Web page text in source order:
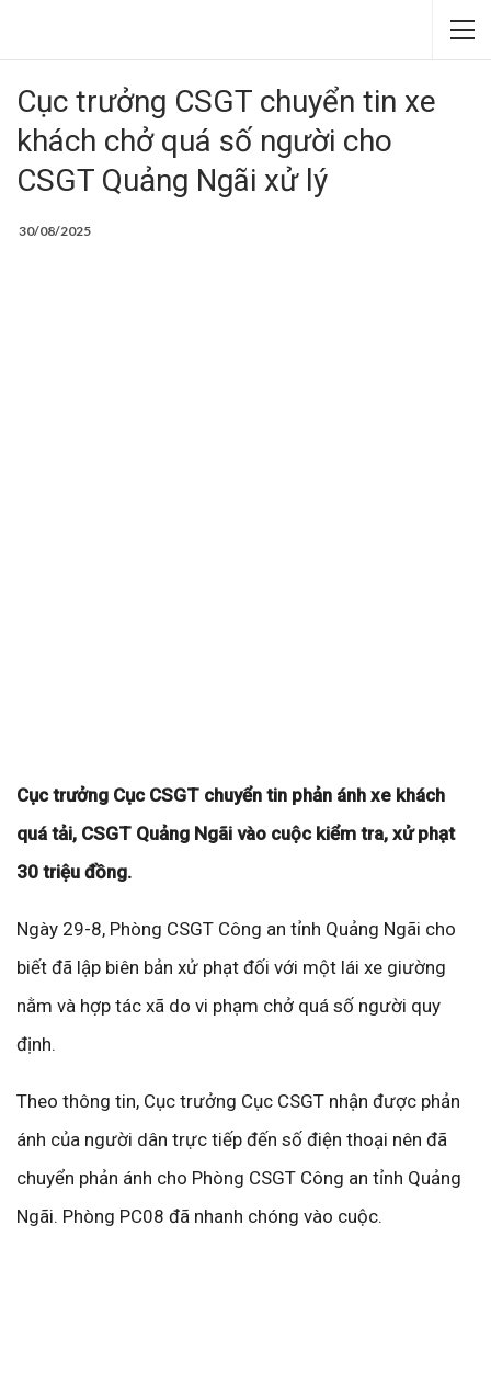
Cục trưởng CSGT chuyển tin xe
khách chở quá số người cho
CSGT Quảng Ngãi xử lý
30/08/2025
Cục trưởng Cục CSGT chuyển tin phản ánh xe khách
quá tải, CSGT Quảng Ngãi vào cuộc kiểm tra, xử phạt
30 triệu đồng.
Ngày 29-8, Phòng CSGT Công an tỉnh Quảng Ngãi cho
biết đã lập biên bản xử phạt đối với một lái xe giường
nằm và hợp tác xã do vi phạm chở quá số người quy
định.
Theo thông tin, Cục trưởng Cục CSGT nhận được phản
ánh của người dân trực tiếp đến số điện thoại nên đã
chuyển phản ánh cho Phòng CSGT Công an tỉnh Quảng
Ngãi. Phòng PC08 đã nhanh chóng vào cuộc.